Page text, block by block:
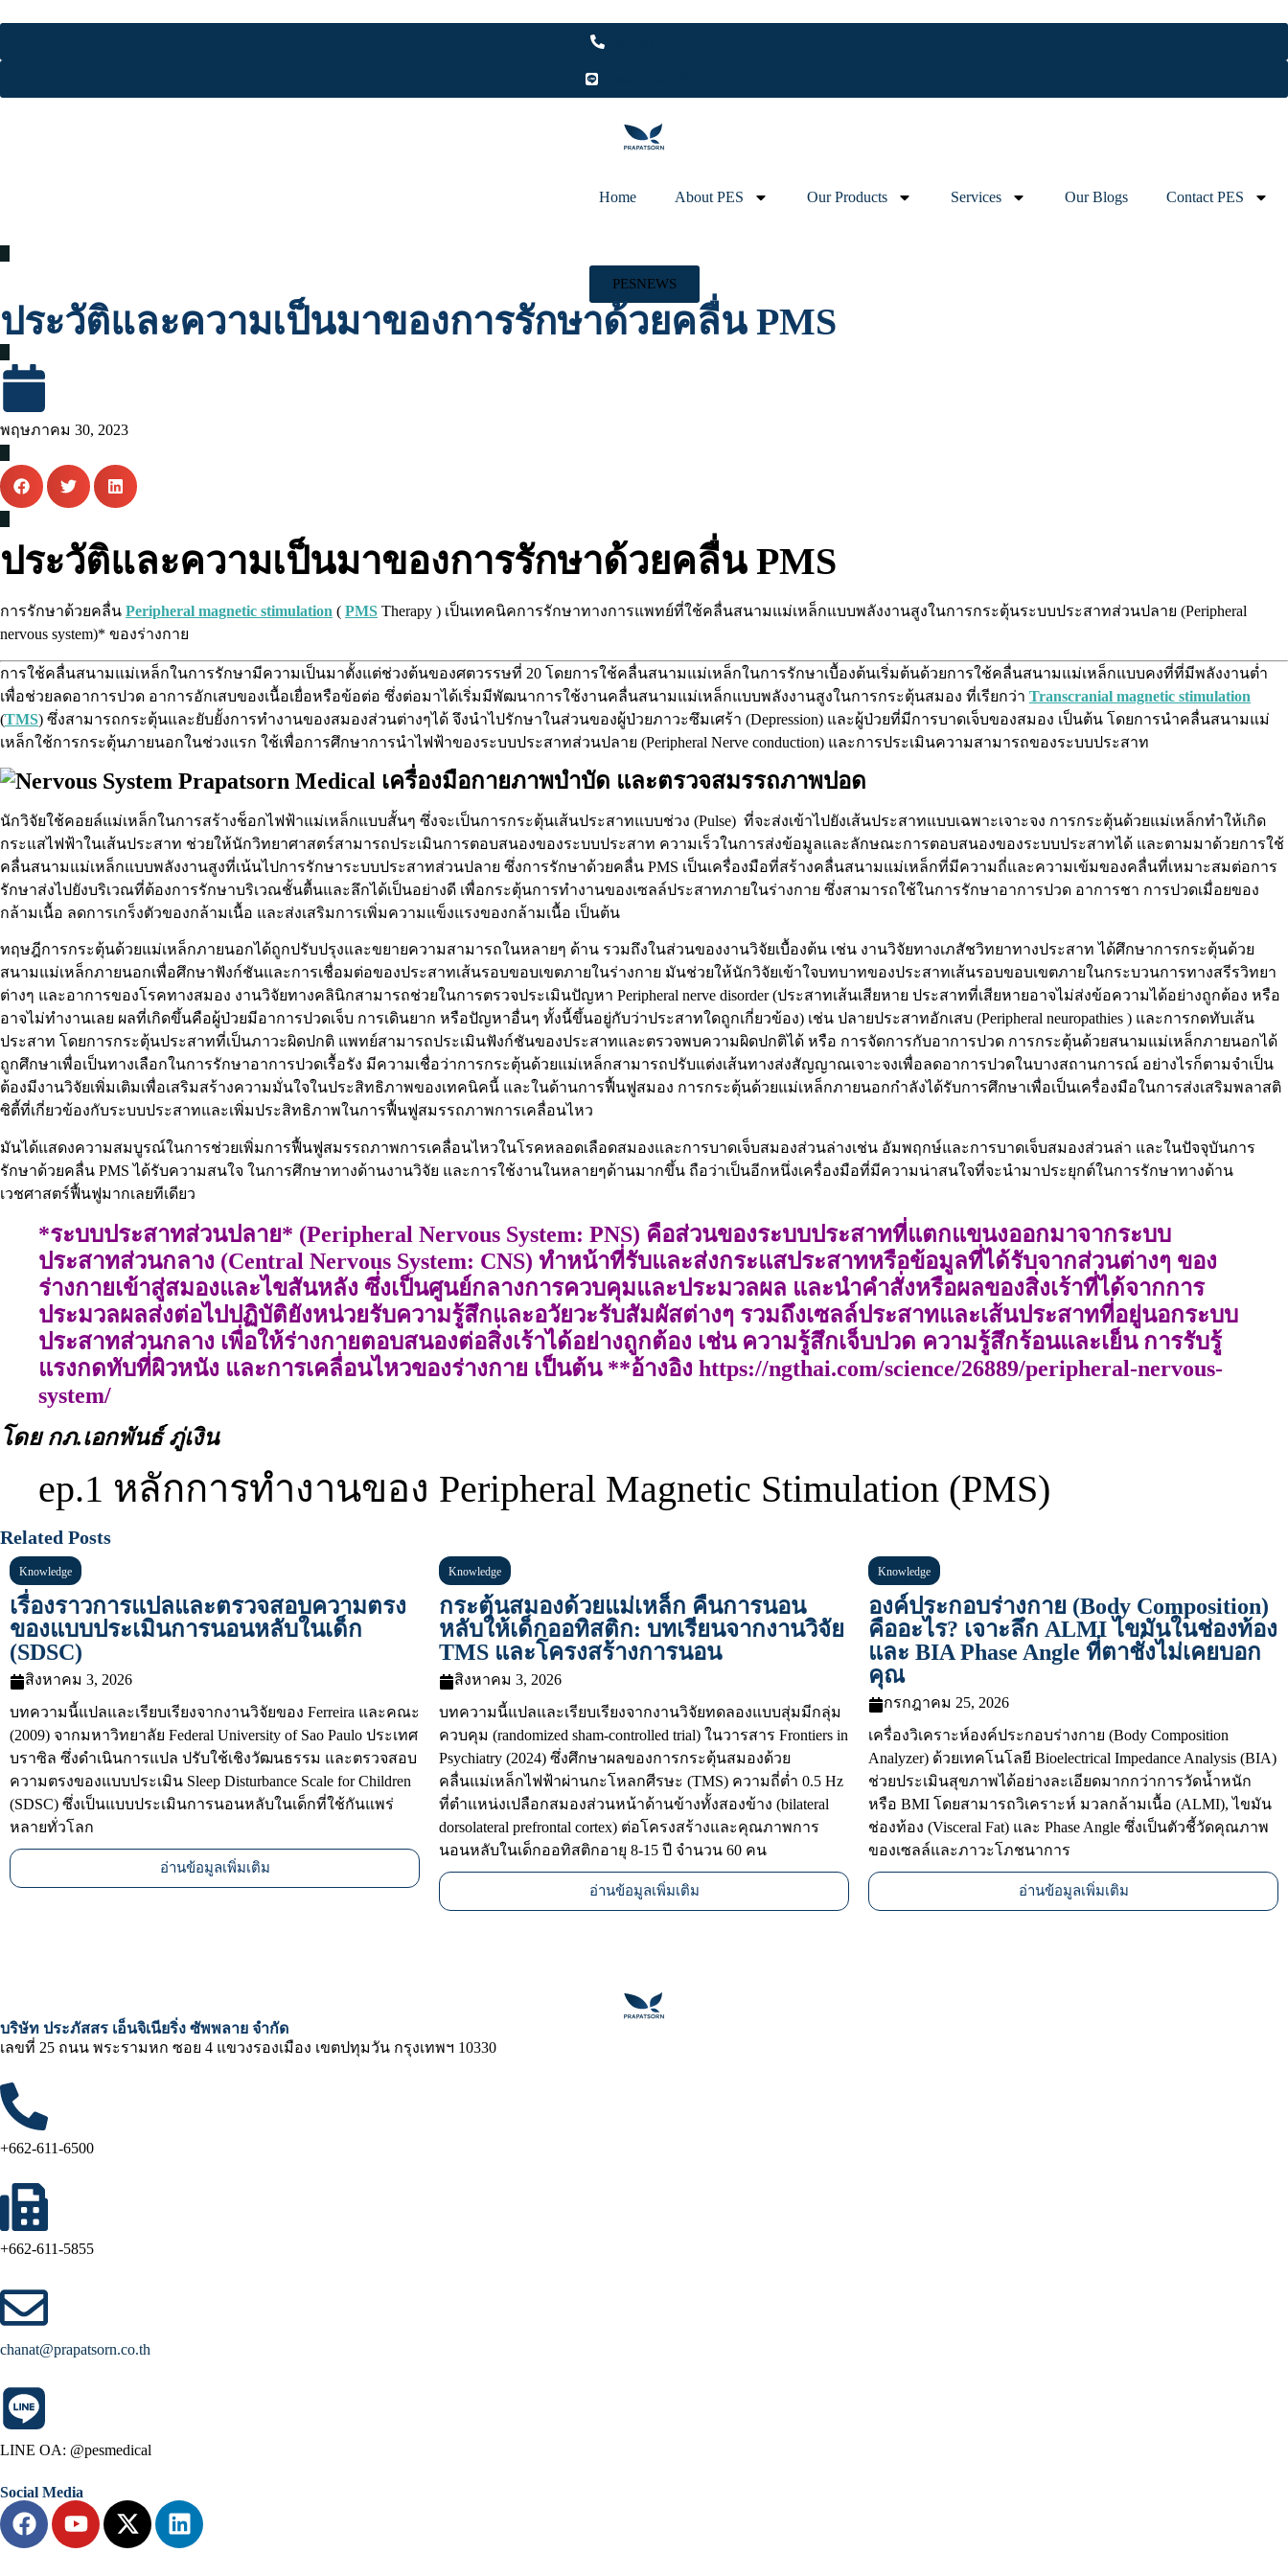
Home About PES Our Products Services Our Blogs Contact PES
PESNEWS
ประวัติและความเป็นมาของการรักษาด้วยคลื่น PMS
พฤษภาคม 30, 2023
ประวัติและความเป็นมาของการรักษาด้วยคลื่น PMS
การรักษาด้วยคลื่น Peripheral magnetic stimulation ( PMS Therapy ) เป็นเทคนิคการรักษาทางการแพทย์ที่ใช้คลื่นสนามแม่เหล็กแบบพลังงานสูงในการกระตุ้นระบบประสาทส่วนปลาย (Peripheral
nervous system)* ของร่างกาย
การใช้คลื่นสนามแม่เหล็กในการรักษามีความเป็นมาตั้งแต่ช่วงต้นของศตวรรษที่ 20 โดยการใช้คลื่นสนามแม่เหล็กในการรักษาเบื้องต้นเริ่มต้นด้วยการใช้คลื่นสนามแม่เหล็กแบบคงที่ที่มีพลังงานต่ำ
เพื่อช่วยลดอาการปวด อาการอักเสบของเนื้อเยื่อหรือข้อต่อ ซึ่งต่อมาได้เริ่มมีพัฒนาการใช้งานคลื่นสนามแม่เหล็กแบบพลังงานสูงในการกระตุ้นสมอง ที่เรียกว่า Transcranial magnetic stimulation
(TMS) ซึ่งสามารถกระตุ้นและยับยั้งการทำงานของสมองส่วนต่างๆได้ จึงนำไปรักษาในส่วนของผู้ป่วยภาวะซึมเศร้า (Depression) และผู้ป่วยที่มีการบาดเจ็บของสมอง เป็นต้น โดยการนำคลื่นสนามแม่
เหล็กใช้การกระตุ้นภายนอกในช่วงแรก ใช้เพื่อการศึกษาการนำไฟฟ้าของระบบประสาทส่วนปลาย (Peripheral Nerve conduction) และการประเมินความสามารถของระบบประสาท
นักวิจัยใช้คอยล์แม่เหล็กในการสร้างช็อกไฟฟ้าแม่เหล็กแบบสั้นๆ ซึ่งจะเป็นการกระตุ้นเส้นประสาทแบบช่วง (Pulse) ที่จะส่งเข้าไปยังเส้นประสาทแบบเฉพาะเจาะจง การกระตุ้นด้วยแม่เหล็กทำให้เกิด
กระแสไฟฟ้าในเส้นประสาท ช่วยให้นักวิทยาศาสตร์สามารถประเมินการตอบสนองของระบบประสาท ความเร็วในการส่งข้อมูลและลักษณะการตอบสนองของระบบประสาทได้ และตามมาด้วยการใช้
คลื่นสนามแม่เหล็กแบบพลังงานสูงที่เน้นไปการรักษาระบบประสาทส่วนปลาย ซึ่งการรักษาด้วยคลื่น PMS เป็นเครื่องมือที่สร้างคลื่นสนามแม่เหล็กที่มีความถี่และความเข้มของคลื่นที่เหมาะสมต่อการ
รักษาส่งไปยังบริเวณที่ต้องการรักษาบริเวณชั้นตื้นและลึกได้เป็นอย่างดี เพื่อกระตุ้นการทำงานของเซลล์ประสาทภายในร่างกาย ซึ่งสามารถใช้ในการรักษาอาการปวด อาการชา การปวดเมื่อยของ
กล้ามเนื้อ ลดการเกร็งตัวของกล้ามเนื้อ และส่งเสริมการเพิ่มความแข็งแรงของกล้ามเนื้อ เป็นต้น
ทฤษฎีการกระตุ้นด้วยแม่เหล็กภายนอกได้ถูกปรับปรุงและขยายความสามารถในหลายๆ ด้าน รวมถึงในส่วนของงานวิจัยเบื้องต้น เช่น งานวิจัยทางเภสัชวิทยาทางประสาท ได้ศึกษาการกระตุ้นด้วย
สนามแม่เหล็กภายนอกเพื่อศึกษาฟังก์ชันและการเชื่อมต่อของประสาทเส้นรอบขอบเขตภายในร่างกาย มันช่วยให้นักวิจัยเข้าใจบทบาทของประสาทเส้นรอบขอบเขตภายในกระบวนการทางสรีรวิทยา
ต่างๆ และอาการของโรคทางสมอง งานวิจัยทางคลินิกสามารถช่วยในการตรวจประเมินปัญหา Peripheral nerve disorder (ประสาทเส้นเสียหาย ประสาทที่เสียหายอาจไม่ส่งข้อความได้อย่างถูกต้อง หรือ
อาจไม่ทำงานเลย ผลที่เกิดขึ้นคือผู้ป่วยมีอาการปวดเจ็บ การเดินยาก หรือปัญหาอื่นๆ ทั้งนี้ขึ้นอยู่กับว่าประสาทใดถูกเกี่ยวข้อง) เช่น ปลายประสาทอักเสบ (Peripheral neuropathies ) และการกดทับเส้น
ประสาท โดยการกระตุ้นประสาทที่เป็นภาวะผิดปกติ แพทย์สามารถประเมินฟังก์ชันของประสาทและตรวจพบความผิดปกติได้ หรือ การจัดการกับอาการปวด การกระตุ้นด้วยสนามแม่เหล็กภายนอกได้
ถูกศึกษาเพื่อเป็นทางเลือกในการรักษาอาการปวดเรื้อรัง มีความเชื่อว่าการกระตุ้นด้วยแม่เหล็กสามารถปรับแต่งเส้นทางส่งสัญญาณเจาะจงเพื่อลดอาการปวดในบางสถานการณ์ อย่างไรก็ตามจำเป็น
ต้องมีงานวิจัยเพิ่มเติมเพื่อเสริมสร้างความมั่นใจในประสิทธิภาพของเทคนิคนี้ และในด้านการฟื้นฟูสมอง การกระตุ้นด้วยแม่เหล็กภายนอกกำลังได้รับการศึกษาเพื่อเป็นเครื่องมือในการส่งเสริมพลาสติ
ซิตี้ที่เกี่ยวข้องกับระบบประสาทและเพิ่มประสิทธิภาพในการฟื้นฟูสมรรถภาพการเคลื่อนไหว
มันได้แสดงความสมบูรณ์ในการช่วยเพิ่มการฟื้นฟูสมรรถภาพการเคลื่อนไหวในโรคหลอดเลือดสมองและการบาดเจ็บสมองส่วนล่างเช่น อัมพฤกษ์และการบาดเจ็บสมองส่วนล่า และในปัจจุบันการ
รักษาด้วยคลื่น PMS ได้รับความสนใจ ในการศึกษาทางด้านงานวิจัย และการใช้งานในหลายๆด้านมากขึ้น ถือว่าเป็นอีกหนึ่งเครื่องมือที่มีความน่าสนใจที่จะนำมาประยุกต์ในการรักษาทางด้าน
เวชศาสตร์ฟื้นฟูมากเลยทีเดียว
*ระบบประสาทส่วนปลาย* (Peripheral Nervous System: PNS) คือส่วนของระบบประสาทที่แตกแขนงออกมาจากระบบ
ประสาทส่วนกลาง (Central Nervous System: CNS) ทำหน้าที่รับและส่งกระแสประสาทหรือข้อมูลที่ได้รับจากส่วนต่างๆ ของ
ร่างกายเข้าสู่สมองและไขสันหลัง ซึ่งเป็นศูนย์กลางการควบคุมและประมวลผล และนำคำสั่งหรือผลของสิ่งเร้าที่ได้จากการ
ประมวลผลส่งต่อไปปฏิบัติยังหน่วยรับความรู้สึกและอวัยวะรับสัมผัสต่างๆ รวมถึงเซลล์ประสาทและเส้นประสาทที่อยู่นอกระบบ
ประสาทส่วนกลาง เพื่อให้ร่างกายตอบสนองต่อสิ่งเร้าได้อย่างถูกต้อง เช่น ความรู้สึกเจ็บปวด ความรู้สึกร้อนและเย็น การรับรู้
แรงกดทับที่ผิวหนัง และการเคลื่อนไหวของร่างกาย เป็นต้น **อ้างอิง https://ngthai.com/science/26889/peripheral-nervous-
system/
โดย กภ.เอกพันธ์ ภู่เงิน
ep.1 หลักการทำงานของ Peripheral Magnetic Stimulation (PMS)
Related Posts
Knowledge
เรื่องราวการแปลและตรวจสอบความตรง
ของแบบประเมินการนอนหลับในเด็ก
(SDSC)
สิงหาคม 3, 2026
บทความนี้แปลและเรียบเรียงจากงานวิจัยของ Ferreira และคณะ
(2009) จากมหาวิทยาลัย Federal University of Sao Paulo ประเทศ
บราซิล ซึ่งดำเนินการแปล ปรับใช้เชิงวัฒนธรรม และตรวจสอบ
ความตรงของแบบประเมิน Sleep Disturbance Scale for Children
(SDSC) ซึ่งเป็นแบบประเมินการนอนหลับในเด็กที่ใช้กันแพร่
หลายทั่วโลก
อ่านข้อมูลเพิ่มเติม
Knowledge
กระตุ้นสมองด้วยแม่เหล็ก คืนการนอน
หลับให้เด็กออทิสติก: บทเรียนจากงานวิจัย
TMS และโครงสร้างการนอน
สิงหาคม 3, 2026
บทความนี้แปลและเรียบเรียงจากงานวิจัยทดลองแบบสุ่มมีกลุ่ม
ควบคุม (randomized sham-controlled trial) ในวารสาร Frontiers in
Psychiatry (2024) ซึ่งศึกษาผลของการกระตุ้นสมองด้วย
คลื่นแม่เหล็กไฟฟ้าผ่านกะโหลกศีรษะ (TMS) ความถี่ต่ำ 0.5 Hz
ที่ตำแหน่งเปลือกสมองส่วนหน้าด้านข้างทั้งสองข้าง (bilateral
dorsolateral prefrontal cortex) ต่อโครงสร้างและคุณภาพการ
นอนหลับในเด็กออทิสติกอายุ 8-15 ปี จำนวน 60 คน
อ่านข้อมูลเพิ่มเติม
Knowledge
องค์ประกอบร่างกาย (Body Composition)
คืออะไร? เจาะลึก ALMI ไขมันในช่องท้อง
และ BIA Phase Angle ที่ตาชั่งไม่เคยบอก
คุณ
กรกฎาคม 25, 2026
เครื่องวิเคราะห์องค์ประกอบร่างกาย (Body Composition
Analyzer) ด้วยเทคโนโลยี Bioelectrical Impedance Analysis (BIA)
ช่วยประเมินสุขภาพได้อย่างละเอียดมากกว่าการวัดน้ำหนัก
หรือ BMI โดยสามารถวิเคราะห์ มวลกล้ามเนื้อ (ALMI), ไขมัน
ช่องท้อง (Visceral Fat) และ Phase Angle ซึ่งเป็นตัวชี้วัดคุณภาพ
ของเซลล์และภาวะโภชนาการ
อ่านข้อมูลเพิ่มเติม
บริษัท ประภัสสร เอ็นจิเนียริ่ง ซัพพลาย จำกัด
เลขที่ 25 ถนน พระรามหก ซอย 4 แขวงรองเมือง เขตปทุมวัน กรุงเทพฯ 10330
+662-611-6500
+662-611-5855
chanat@prapatsorn.co.th
LINE OA: @pesmedical
Social Media